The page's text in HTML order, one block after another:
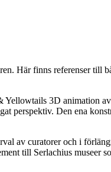
Här finns referenser
3D animation
perspektiv. Den ena
av curatorer och i
till Serlachius museer